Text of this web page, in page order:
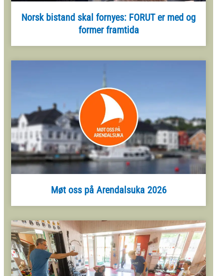
Norsk bistand skal fornyes: FORUT er med og
former framtida
Møt oss på Arendalsuka 2026